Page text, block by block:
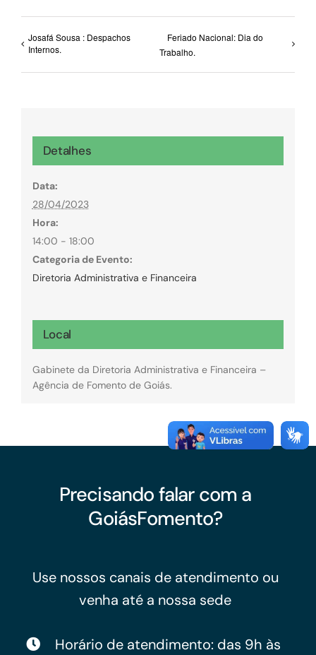
Josafá Sousa : Despachos
Internos.
Feriado Nacional: Dia do
Trabalho.
Detalhes
Data:
28/04/2023
Hora:
14:00 - 18:00
Categoria de Evento:
Diretoria Administrativa e Financeira
Local
Gabinete da Diretoria Administrativa e Financeira –
Agência de Fomento de Goiás.
Precisando falar com a
GoiásFomento?
Use nossos canais de atendimento ou
venha até a nossa sede
Horário de atendimento: das 9h às